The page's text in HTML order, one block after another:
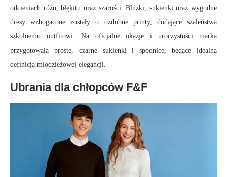
odcieniach różu, błękitu oraz szarości. Bluzki, sukienki oraz wygodne
dresy wzbogacone zostały o ozdobne printy, dodające szaleństwa
szkolnemu outfitowi. Na oficjalne okazje i uroczystości marka
przygotowała proste, czarne sukienki i spódnice, będące idealną
definicją młodzieżowej elegancji.
Ubrania dla chłopców F&F